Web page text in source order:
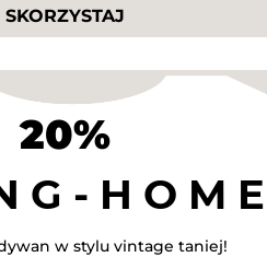
SKORZYSTAJ
20%
w stylu vintage taniej!